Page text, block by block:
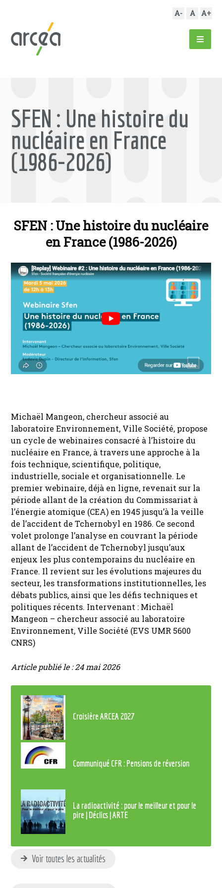
A- A A+
SFEN : Une histoire du
nucléaire en France
(1986-2026)
SFEN : Une histoire du nucléaire
en France (1986-2026)
Michaël Mangeon, chercheur associé au
laboratoire Environnement, Ville Société, propose
un cycle de webinaires consacré à l’histoire du
nucléaire en France, à travers une approche à la
fois technique, scientifique, politique,
industrielle, sociale et organisationnelle. Le
premier webinaire, déjà en ligne, revenait sur la
période allant de la création du Commissariat à
l’énergie atomique (CEA) en 1945 jusqu’à la veille
de l’accident de Tchernobyl en 1986. Ce second
volet prolonge l’analyse en couvrant la période
allant de l’accident de Tchernobyl jusqu’aux
enjeux les plus contemporains du nucléaire en
France. Il revient sur les évolutions majeures du
secteur, les transformations institutionnelles, les
débats publics, ainsi que les défis techniques et
politiques récents. Intervenant : Michaël
Mangeon – chercheur associé au laboratoire
Environnement, Ville Société (EVS UMR 5600
CNRS)
Article publié le : 24 mai 2026
Croisière ARCEA 2027
Communiqué CFR : Pensions de réversion
La radioactivité : pour le meilleur et pour le
pire | Déclics | ARTE
Voir toutes les actualités